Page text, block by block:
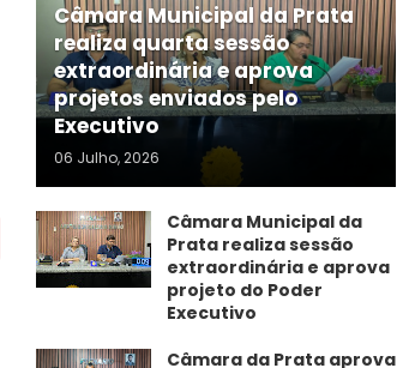
Câmara Municipal da Prata
realiza quarta sessão
extraordinária e aprova
projetos enviados pelo
Executivo
06 Julho, 2026
Câmara Municipal da
Prata realiza sessão
extraordinária e aprova
projeto do Poder
Executivo
​Câmara da Prata aprova